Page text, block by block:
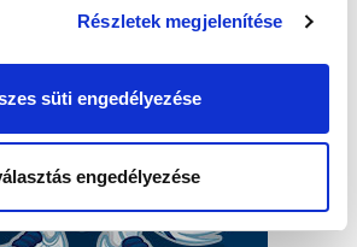
Részletek megjelenítése
süti engedélyezése
engedélyezése